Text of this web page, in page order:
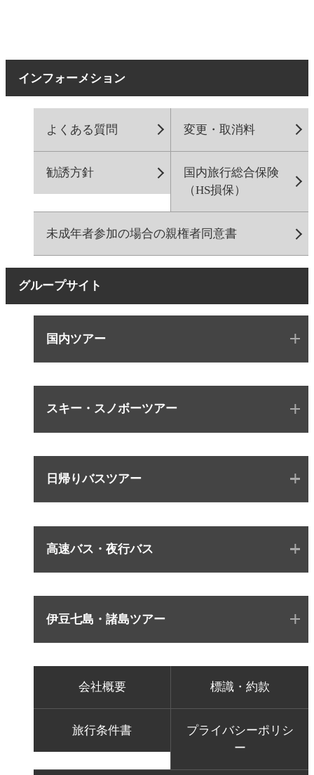
インフォーメション
よくある質問 変更・取消料
勧誘方針
国内旅行総合保険
（HS損保）
未成年者参加の場合の親権者同意書
グループサイト
国内ツアー
スキー・スノボーツアー
日帰りバスツアー
高速バス・夜行バス
伊豆七島・諸島ツアー
会社概要 標識・約款
旅行条件書
プライバシーポリシ
ー